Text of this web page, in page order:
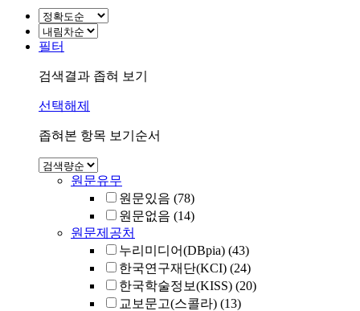
필터
검색결과 좁혀 보기
선택해제
좁혀본 항목 보기순서
원문유무
원문있음 (78)
원문없음 (14)
원문제공처
누리미디어(DBpia) (43)
한국연구재단(KCI) (24)
한국학술정보(KISS) (20)
교보문고(스콜라) (13)